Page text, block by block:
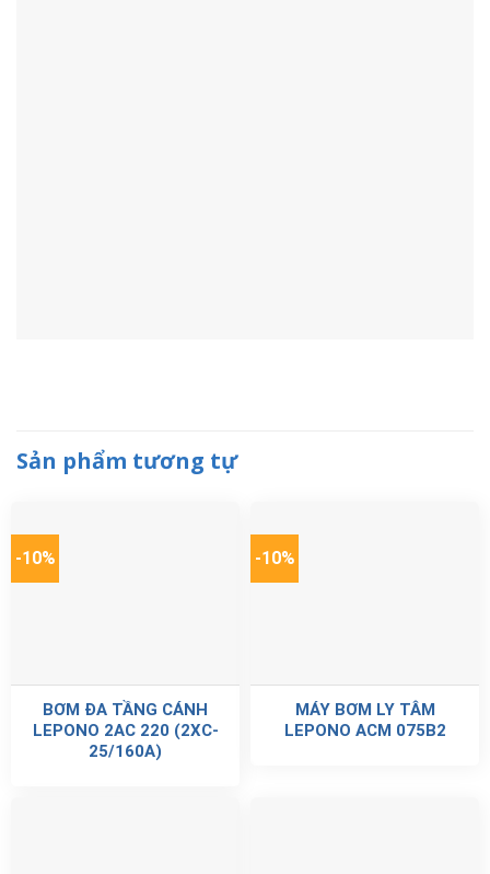
Sản phẩm tương tự
-10%
BƠM ĐA TẦNG CÁNH
LEPONO 2AC 220 (2XC-
25/160A)
-10%
MÁY BƠM LY TÂM
LEPONO ACM 075B2